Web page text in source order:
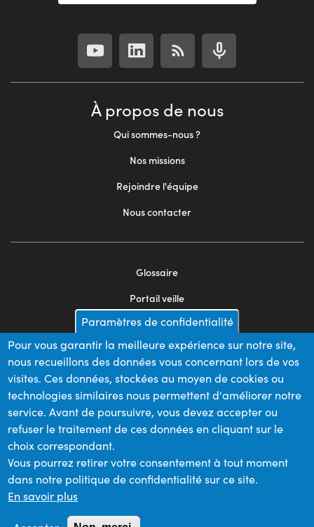
À propos de nous
Qui sommes-nous ?
Nos missions
Rejoindre l'équipe
Nous contacter
2
Glossaire
Portail veille
Mentions légales
Appels d'offres
Plan du site
Nos financeurs
Membre du
Paramètres de confidentialité
Pour vous garantir la meilleure expérience sur notre site,
nous recueillons des données vous concernant lors de vos
visites. Ces données, stockées au moyen de cookies ou
technologies similaires nous permettent d'améliorer notre
service. Avant de poursuivre, vous devez accepter ou
refuser le traitement de ces données en cliquant sur le
choix correspondant.
Vous pourrez retirer votre consentement à tout moment
dans notre politique de confidentialité sur ce site.
En savoir plus